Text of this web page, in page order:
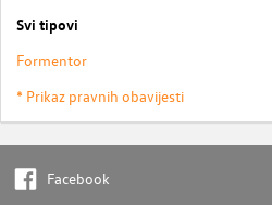
Svi tipovi
Formentor
* Prikaz pravnih obavijesti
Facebook